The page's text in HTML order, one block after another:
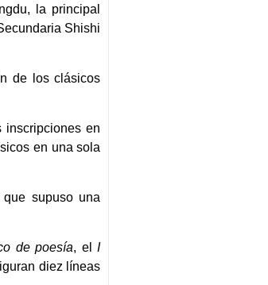
la principal
Shishi
de los clásicos
inscripciones en
en una sola
supuso una
de poesía, elI
diez líneas